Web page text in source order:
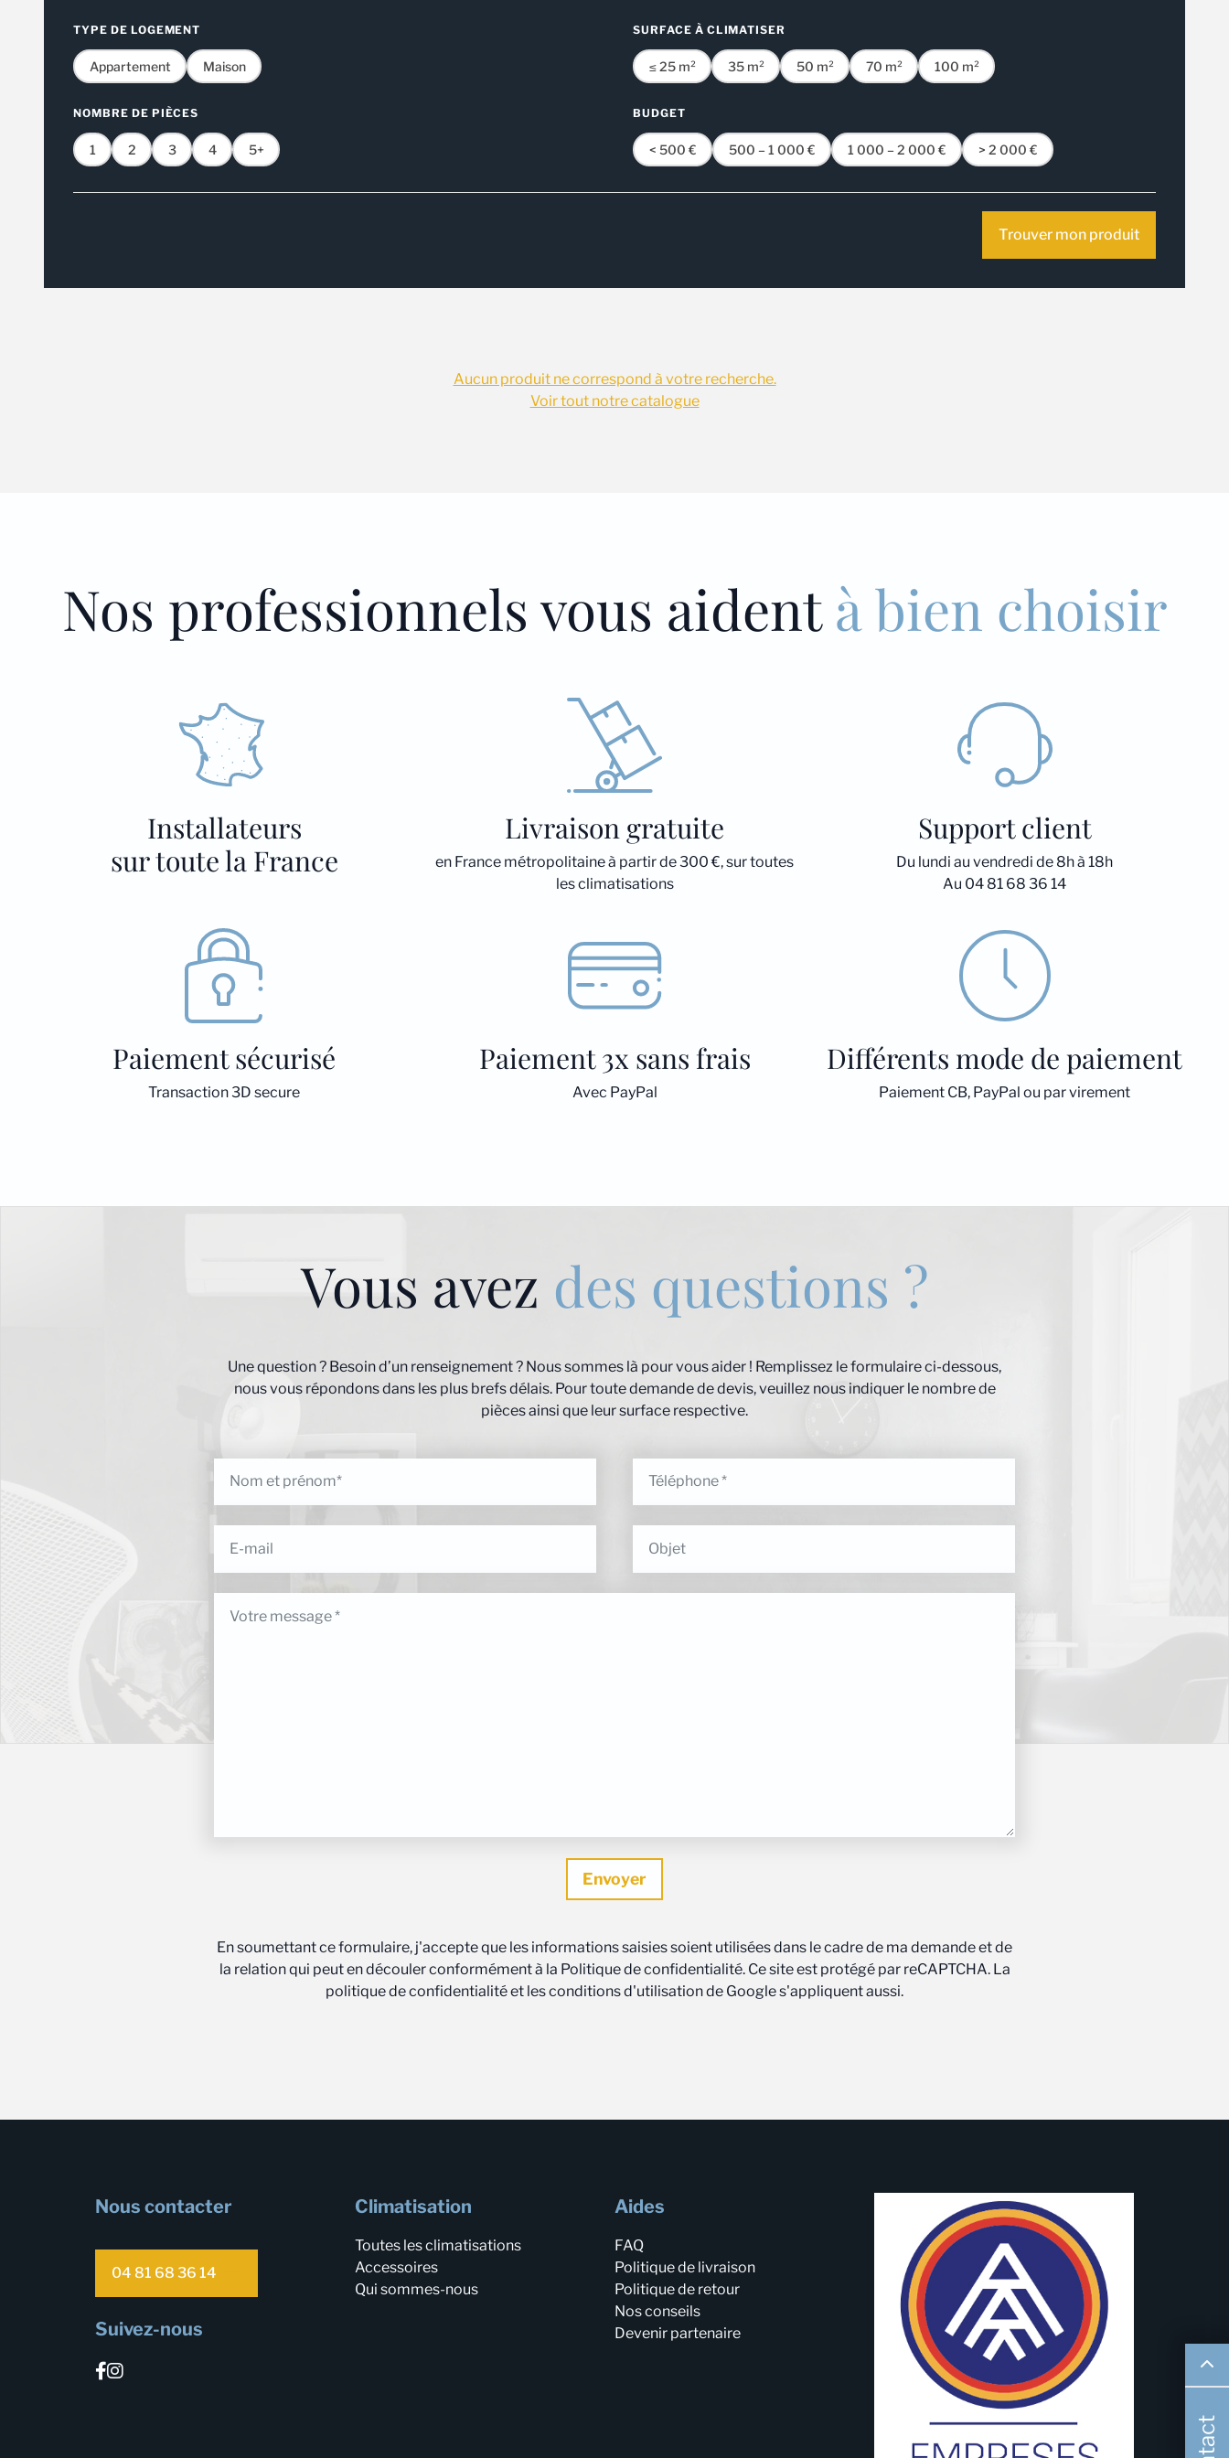
TYPE DE LOGEMENT
Appartement Maison
SURFACE À CLIMATISER
≤ 25 m² 35 m² 50 m² 70 m² 100 m²
NOMBRE DE PIÈCES
1 2 3 4 5+
BUDGET
< 500 € 500 – 1 000 € 1 000 – 2 000 € > 2 000 €
Trouver mon produit
Aucun produit ne correspond à votre recherche.
Voir tout notre catalogue
Nos professionnels vous aidentà bien choisir
Installateurs
sur toute la France
Livraison gratuite
en France métropolitaine à partir de 300 €, sur toutes
les climatisations
Support client
Du lundi au vendredi de 8h à 18h
Au 04 81 68 36 14
Paiement sécurisé
Transaction 3D secure
Paiement 3x sans frais
Avec PayPal
Différents mode de paiement
Paiement CB, PayPal ou par virement
Vous avez des questions ?
Une question ? Besoin d’un renseignement ? Nous sommes là pour vous aider ! Remplissez le formulaire ci-dessous,
nous vous répondons dans les plus brefs délais. Pour toute demande de devis, veuillez nous indiquer le nombre de
pièces ainsi que leur surface respective.
En soumettant ce formulaire, j'accepte que les informations saisies soient utilisées dans le cadre de ma demande et de
la relation qui peut en découler conformément à la Politique de confidentialité. Ce site est protégé par reCAPTCHA. La
politique de confidentialité et les conditions d'utilisation de Google s'appliquent aussi.
Nous contacter
04 81 68 36 14
Suivez-nous
Climatisation
Toutes les climatisations
Accessoires
Qui sommes-nous
Aides
FAQ
Politique de livraison
Politique de retour
Nos conseils
Devenir partenaire